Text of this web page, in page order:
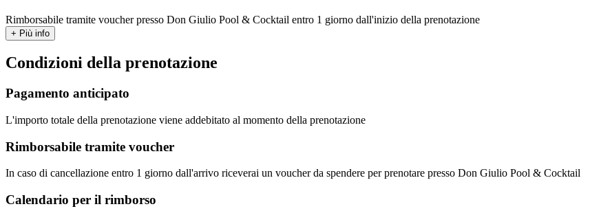
Rimborsabile tramite voucher presso Don Giulio Pool & Cocktail entro 1 giorno dall'inizio della prenotazione
+ Più info
Condizioni della prenotazione
Pagamento anticipato
L'importo totale della prenotazione viene addebitato al momento della prenotazione
Rimborsabile tramite voucher
In caso di cancellazione entro 1 giorno dall'arrivo riceverai un voucher da spendere per prenotare presso Don Giulio Pool & Cocktail
Calendario per il rimborso